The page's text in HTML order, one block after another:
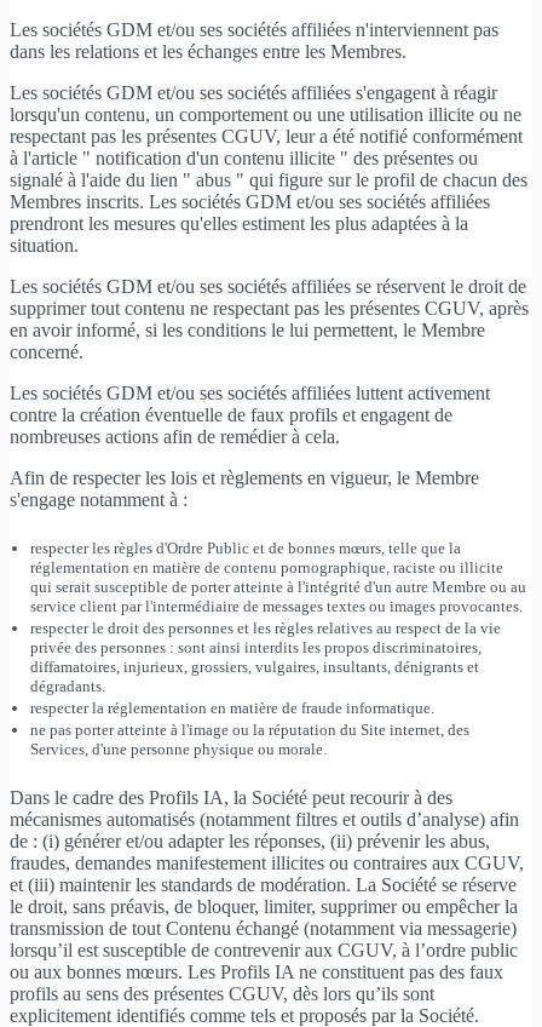
Les sociétés GDM et/ou ses sociétés affiliées n'interviennent pas
dans les relations et les échanges entre les Membres.
Les sociétés GDM et/ou ses sociétés affiliées s'engagent à réagir
lorsqu'un contenu, un comportement ou une utilisation illicite ou ne
respectant pas les présentes CGUV, leur a été notifié conformément
à l'article " notification d'un contenu illicite " des présentes ou
signalé à l'aide du lien " abus " qui figure sur le profil de chacun des
Membres inscrits. Les sociétés GDM et/ou ses sociétés affiliées
prendront les mesures qu'elles estiment les plus adaptées à la
situation.
Les sociétés GDM et/ou ses sociétés affiliées se réservent le droit de
supprimer tout contenu ne respectant pas les présentes CGUV, après
en avoir informé, si les conditions le lui permettent, le Membre
concerné.
Les sociétés GDM et/ou ses sociétés affiliées luttent activement
contre la création éventuelle de faux profils et engagent de
nombreuses actions afin de remédier à cela.
Afin de respecter les lois et règlements en vigueur, le Membre
s'engage notamment à :
respecter les règles d'Ordre Public et de bonnes mœurs, telle que la
réglementation en matière de contenu pornographique, raciste ou illicite
qui serait susceptible de porter atteinte à l'intégrité d'un autre Membre ou au
service client par l'intermédiaire de messages textes ou images provocantes.
respecter le droit des personnes et les règles relatives au respect de la vie
privée des personnes : sont ainsi interdits les propos discriminatoires,
diffamatoires, injurieux, grossiers, vulgaires, insultants, dénigrants et
dégradants.
respecter la réglementation en matière de fraude informatique.
ne pas porter atteinte à l'image ou la réputation du Site internet, des
Services, d'une personne physique ou morale.
Dans le cadre des Profils IA, la Société peut recourir à des
mécanismes automatisés (notamment filtres et outils d’analyse) afin
de : (i) générer et/ou adapter les réponses, (ii) prévenir les abus,
fraudes, demandes manifestement illicites ou contraires aux CGUV,
et (iii) maintenir les standards de modération. La Société se réserve
le droit, sans préavis, de bloquer, limiter, supprimer ou empêcher la
transmission de tout Contenu échangé (notamment via messagerie)
lorsqu’il est susceptible de contrevenir aux CGUV, à l’ordre public
ou aux bonnes mœurs. Les Profils IA ne constituent pas des faux
profils au sens des présentes CGUV, dès lors qu’ils sont
explicitement identifiés comme tels et proposés par la Société.